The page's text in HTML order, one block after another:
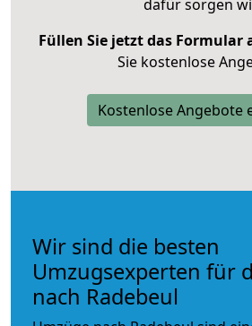
dafür sorgen
Füllen Sie jetzt das Formular
Sie kostenlose
Kostenlose Angebote
Wir sind die besten
Umzugsexperten für
nach Radebeul